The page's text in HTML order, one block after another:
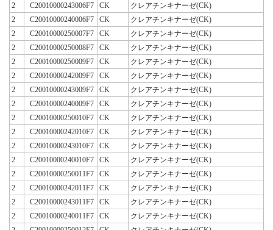
2
C20010000243006F7 CK
クレアチンキナーゼ(CK)
2
C20010000240006F7 CK
クレアチンキナーゼ(CK)
2
C20010000250007F7 CK
クレアチンキナーゼ(CK)
2
C20010000250008F7 CK
クレアチンキナーゼ(CK)
2
C20010000250009F7 CK
クレアチンキナーゼ(CK)
2
C20010000242009F7 CK
クレアチンキナーゼ(CK)
2
C20010000243009F7 CK
クレアチンキナーゼ(CK)
2
C20010000240009F7 CK
クレアチンキナーゼ(CK)
2
C20010000250010F7 CK
クレアチンキナーゼ(CK)
2
C20010000242010F7 CK
クレアチンキナーゼ(CK)
2
C20010000243010F7 CK
クレアチンキナーゼ(CK)
2
C20010000240010F7 CK
クレアチンキナーゼ(CK)
2
C20010000250011F7 CK
クレアチンキナーゼ(CK)
2
C20010000242011F7 CK
クレアチンキナーゼ(CK)
2
C20010000243011F7 CK
クレアチンキナーゼ(CK)
2
C20010000240011F7 CK
クレアチンキナーゼ(CK)